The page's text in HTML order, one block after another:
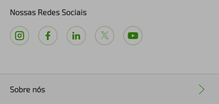
Nossas Redes Sociais
Sobre nós